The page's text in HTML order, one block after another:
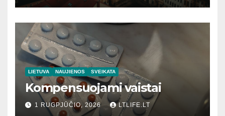
LIETUVA NAUJIENOS SVEIKATA
Kompensuojami vaistai
1 RUGPJŪČIO, 2026 LTLIFE.LT